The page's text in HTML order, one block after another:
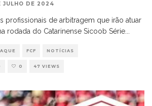
JULHO DE 2024
profissionais de arbitragem que irão atuar
rodada do Catarinense Sicoob Série...
FCF NOTÍCIAS
0 47 VIEWS